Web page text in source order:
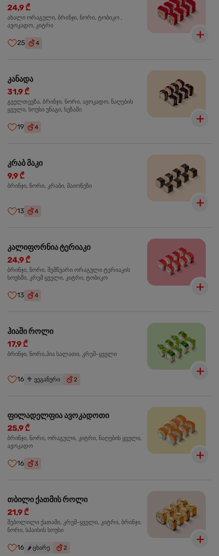
24,9 ₾
ახალი ორაგული, ბრინჯი, ნორი, ტობიკო ,
ავოკადო, კიტრი
25 4
კანადა
31,9 ₾
გველთევზა, ბრინჯი, ნორი, ავოკადო, ნაღების
ყველი, სოუსი უნაგი, სეზამი
19 4
კრაბ მაკი
9,9 ₾
ბრინჯი, ნორი, კრაბი, მაიონეზი
13 4
კალიფორნია ტერიაკი
24,9 ₾
ბრინჯი, ნორი, შემწვარი ორაგული ტერიაკის
სოუსში, კრემ ყველი, კიტრი, ტობიკო
13 4
ჰიაში როლი
17,9 ₾
ბრინჯი, ნორი,ჰია სალათი, კრემ-ყველი
16 🥦 ვეგანური 2
ფილადელფია ავოკადოთი
25,9 ₾
ბრინჯი, ნორი, ორაგული, კიტრი, ნაღების ყველი,
ავოკადო
16 3
თბილი ქათმის როლი
21,9 ₾
შებოლილი ქათამი, კრემ-ყველი, კიტრი, ბრინჯი,
ნორი, სპაისის სოუსი
16 🌶️ ცხარე 2